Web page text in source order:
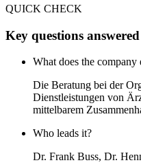
QUICK CHECK
Key questions answered
What does the company
Die Beratung bei der
Dienstleistungen von
mittelbarem
Who leads it?
Dr. Frank Buss, Dr.